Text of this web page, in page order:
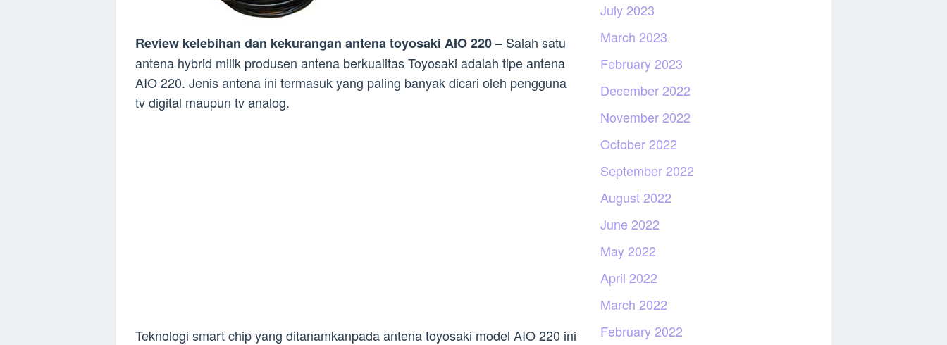
Review kelebihan dan kekurangan antena toyosaki AIO 220 – Salah satu
antena hybrid milik produsen antena berkualitas Toyosaki adalah tipe antena
AIO 220. Jenis antena ini termasuk yang paling banyak dicari oleh pengguna
tv digital maupun tv analog.
Teknologi smart chip yang ditanamkanpada antena toyosaki model AIO 220 ini
July 2023
March 2023
February 2023
December 2022
November 2022
October 2022
September 2022
August 2022
June 2022
May 2022
April 2022
March 2022
February 2022